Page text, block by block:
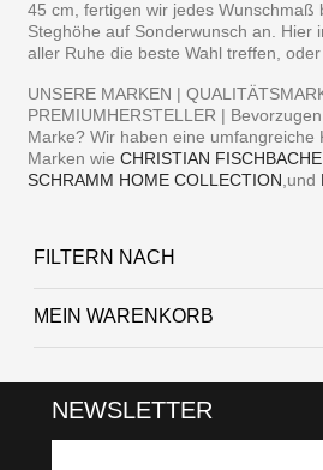
45 cm, fertigen wir jedes Wunschmaß
Steghöhe auf Sonderwunsch an. Hier
aller Ruhe die beste Wahl treffen,
UNSERE MARKEN |
PREMIUMHERSTELLER |
Marke? Wir haben eine umfangreiche
Marken wieCHRISTIAN
SCHRAMM HOME COLLECTION ,und
FILTERN NACH
MEIN WARENKORB
NEWSLETTER